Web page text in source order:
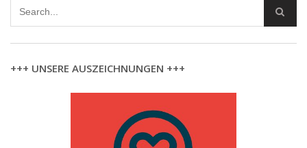
+++ UNSERE AUSZEICHNUNGEN +++